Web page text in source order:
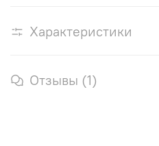
Характеристики
Отзывы (1)